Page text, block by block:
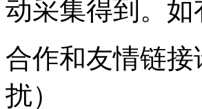
动采集得到。如
合作和友情链接
扰）